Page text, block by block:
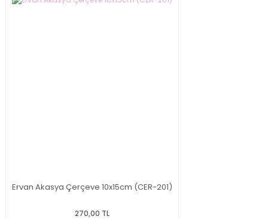
Ervan Akasya Çerçeve 10x15cm (CER-201)
270,00 TL